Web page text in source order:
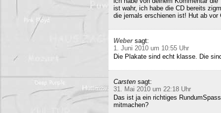
ist wahr, ich habe die CD bereits
die jemals erschienen ist! Hut ab vor
Weber sagt:
1. Juni 2010 um 10:55 Uhr
Die Plakate sind echt klasse. Die
Carsten sagt:
31. Mai 2010 um 22:18 Uhr
Das ist ja ein richtiges
mitmachen?